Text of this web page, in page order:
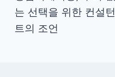
색
는 선택을 위한 컨설턴
트의 조언